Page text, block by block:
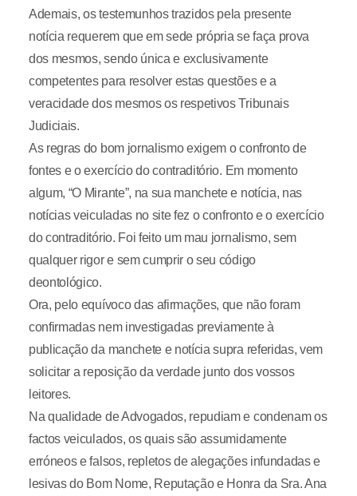
Ademais, os testemunhos trazidos pela presente
notícia requerem que em sede própria se faça prova
dos mesmos, sendo única e exclusivamente
competentes para resolver estas questões e a
veracidade dos mesmos os respetivos Tribunais
Judiciais.
As regras do bom jornalismo exigem o confronto de
fontes e o exercício do contraditório. Em momento
algum, “O Mirante”, na sua manchete e notícia, nas
notícias veiculadas no site fez o confronto e o exercício
do contraditório. Foi feito um mau jornalismo, sem
qualquer rigor e sem cumprir o seu código
deontológico.
Ora, pelo equívoco das afirmações, que não foram
confirmadas nem investigadas previamente à
publicação da manchete e notícia supra referidas, vem
solicitar a reposição da verdade junto dos vossos
leitores.
Na qualidade de Advogados, repudiam e condenam os
factos veiculados, os quais são assumidamente
erróneos e falsos, repletos de alegações infundadas e
lesivas do Bom Nome, Reputação e Honra da Sra. Ana